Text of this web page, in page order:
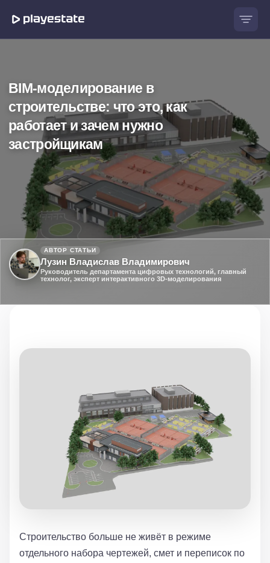
BIM-моделирование в
строительстве: что это, как
работаети зачем нужно
застройщикам
АВТОР СТАТЬИ
Лузин Владислав Владимирович
Руководитель департамента цифровых технологий, главный
технолог, эксперт интерактивного 3D-моделирования
Строительство больше не живёт в режиме
отдельного набора чертежей, смет и переписок по